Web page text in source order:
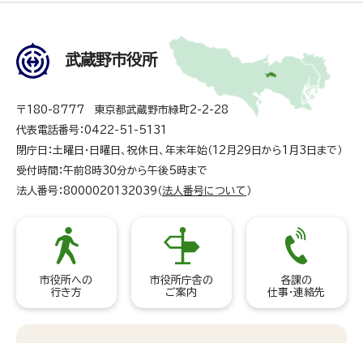
武蔵野市役所
〒180-8777 東京都武蔵野市緑町2-2-28
代表電話番号：0422-51-5131
閉庁日：土曜日・日曜日、祝休日、年末年始（12月29日から1月3日まで）
受付時間：午前8時30分から午後5時まで
法人番号：8000020132039（ 法人番号について ）
市役所への
行き方
市役所庁舎の
ご案内
各課の
仕事・連絡先